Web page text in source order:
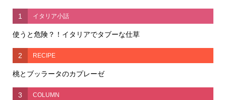
1 イタリア小話
使うと危険？！イタリアでタブーな仕草
2 RECIPE
桃とブッラータのカプレーゼ
3 COLUMN